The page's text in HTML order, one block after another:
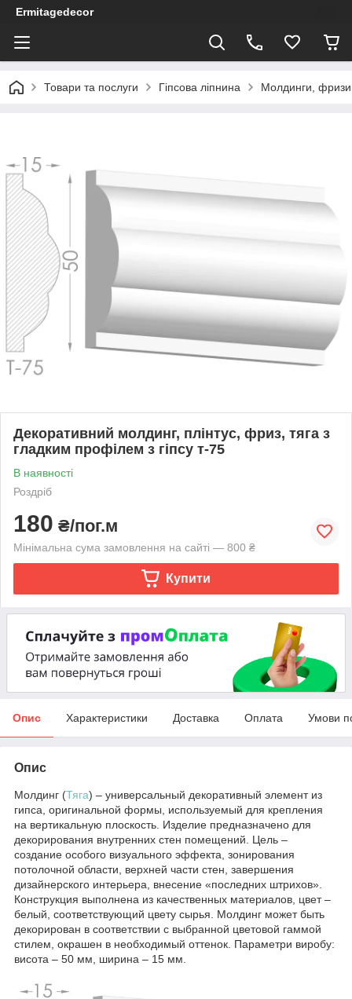
Ermitagedecor
Товари та послуги Гіпсова ліпнина Молдинги, фризи
Декоративний молдинг, плінтус, фриз, тяга з
гладким профілем з гіпсу т-75
В наявності
Роздріб
180 ₴/пог.м
Мінімальна сума замовлення на сайті — 800 ₴
Купити
Опис Характеристики Доставка Оплата Умови
Опис
Молдинг (Тяга) – универсальный декоративный элемент из
гипса, оригинальной формы, используемый для крепления
на вертикальную плоскость. Изделие предназначено для
декорирования внутренних стен помещений. Цель –
создание особого визуального эффекта, зонирования
потолочной области, верхней части стен, завершения
дизайнерского интерьера, внесение «последних штрихов».
Конструкция выполнена из качественных материалов, цвет –
белый, соответствующий цвету сырья. Молдинг может быть
декорирован в соответствии с выбранной цветовой гаммой
стилем, окрашен в необходимый оттенок. Параметри виробу:
висота – 50 мм, ширина – 15 мм.